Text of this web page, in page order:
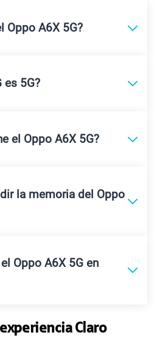
Oppo A6X 5G?
es 5G?
el Oppo A6X 5G?
la memoria del Oppo
Oppo A6X 5G en
Claro